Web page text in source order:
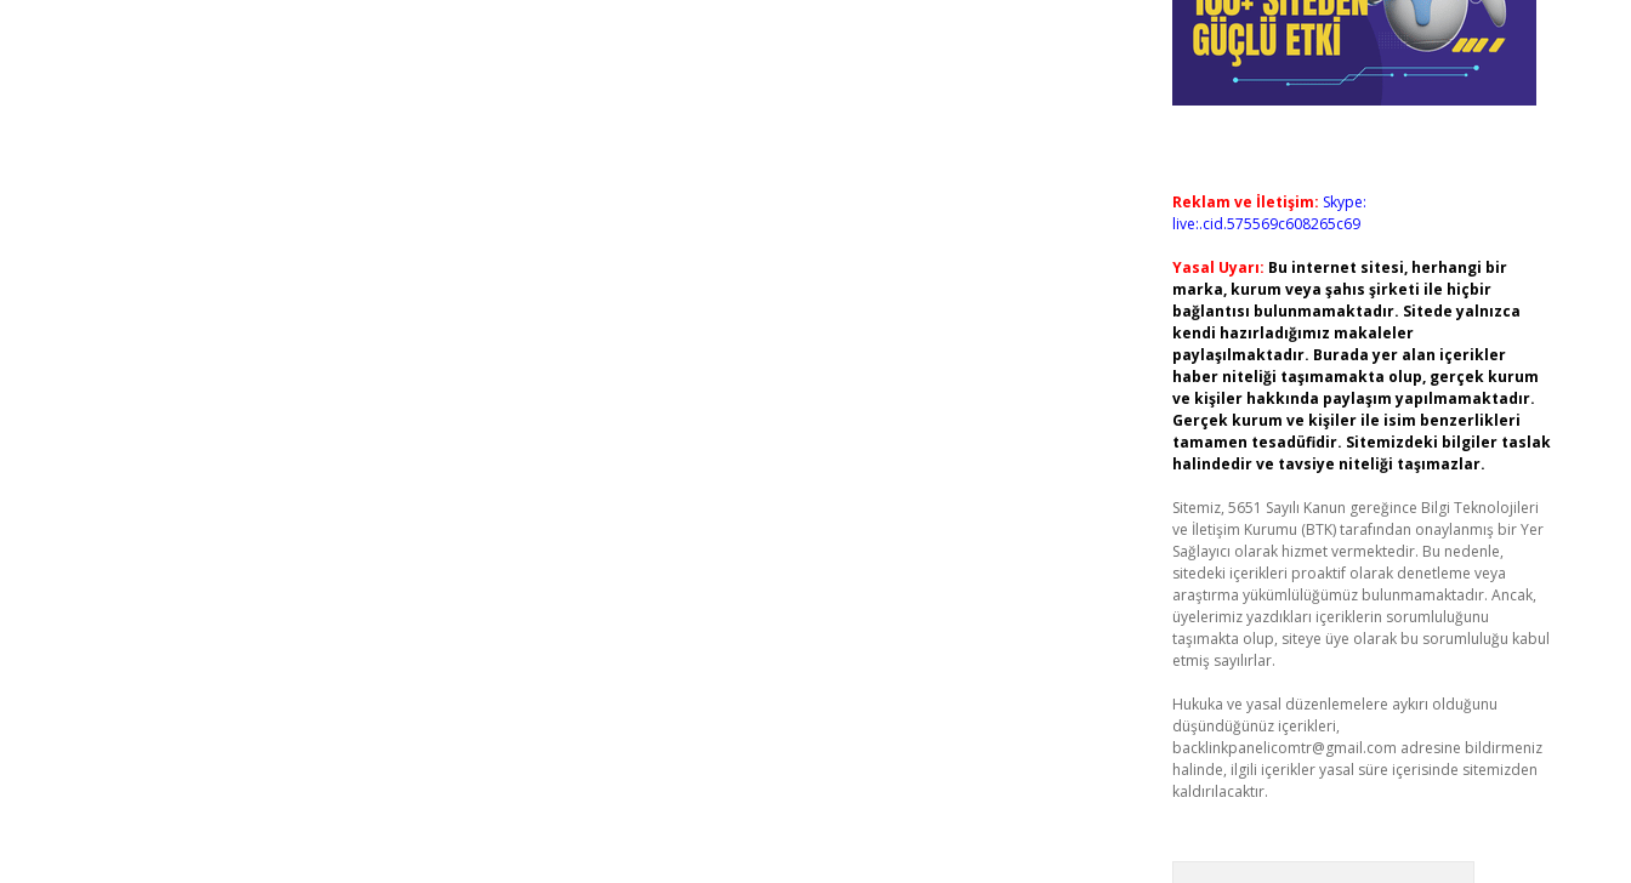
Reklam ve İletişim: Skype:
live:.cid.575569c608265c69
Yasal Uyarı: Bu internet sitesi, herhangi bir
marka, kurum veya şahıs şirketi ile hiçbir
bağlantısı bulunmamaktadır. Sitede yalnızca
kendi hazırladığımız makaleler
paylaşılmaktadır. Burada yer alan içerikler
haber niteliği taşımamakta olup, gerçek kurum
ve kişiler hakkında paylaşım yapılmamaktadır.
Gerçek kurum ve kişiler ile isim benzerlikleri
tamamen tesadüfidir. Sitemizdeki bilgiler taslak
halindedir ve tavsiye niteliği taşımazlar.
Sitemiz, 5651 Sayılı Kanun gereğince Bilgi Teknolojileri
ve İletişim Kurumu (BTK) tarafından onaylanmış bir Yer
Sağlayıcı olarak hizmet vermektedir. Bu nedenle,
sitedeki içerikleri proaktif olarak denetleme veya
araştırma yükümlülüğümüz bulunmamaktadır. Ancak,
üyelerimiz yazdıkları içeriklerin sorumluluğunu
taşımakta olup, siteye üye olarak bu sorumluluğu kabul
etmiş sayılırlar.
Hukuka ve yasal düzenlemelere aykırı olduğunu
düşündüğünüz içerikleri,
backlinkpanelicomtr@gmail.com adresine bildirmeniz
halinde, ilgili içerikler yasal süre içerisinde sitemizden
kaldırılacaktır.